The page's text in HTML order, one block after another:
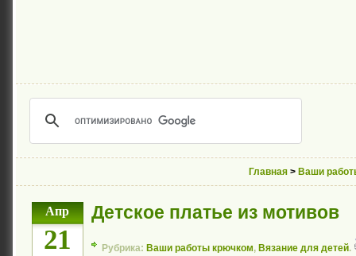
Главная > Ваши
Апр
21
Детское платье из мотивов
Рубрика: Ваши работы крючком, Вязание для детей.